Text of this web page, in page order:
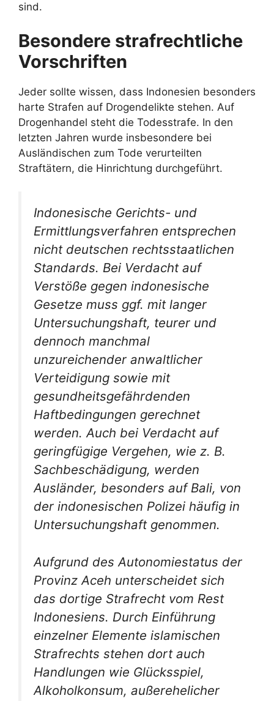
sind.
Besondere strafrechtliche
Vorschriften
Jeder sollte wissen, dass Indonesien besonders
harte Strafen auf Drogendelikte stehen. Auf
Drogenhandel steht die Todesstrafe. In den
letzten Jahren wurde insbesondere bei
Ausländischen zum Tode verurteilten
Straftätern, die Hinrichtung durchgeführt.
Indonesische Gerichts- und
Ermittlungsverfahren entsprechen
nicht deutschen rechtsstaatlichen
Standards. Bei Verdacht auf
Verstöße gegen indonesische
Gesetze muss ggf. mit langer
Untersuchungshaft, teurer und
dennoch manchmal
unzureichender anwaltlicher
Verteidigung sowie mit
gesundheitsgefährdenden
Haftbedingungen gerechnet
werden. Auch bei Verdacht auf
geringfügige Vergehen, wie z. B.
Sachbeschädigung, werden
Ausländer, besonders auf Bali, von
der indonesischen Polizei häufig in
Untersuchungshaft genommen.
Aufgrund des Autonomiestatus der
Provinz Aceh unterscheidet sich
das dortige Strafrecht vom Rest
Indonesiens. Durch Einführung
einzelner Elemente islamischen
Strafrechts stehen dort auch
Handlungen wie Glücksspiel,
Alkoholkonsum, außerehelicher